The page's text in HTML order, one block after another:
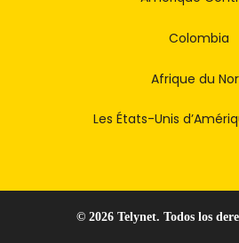
Colombia
Afrique du
Les États-Unis
© 2026 Telynet. Todos los